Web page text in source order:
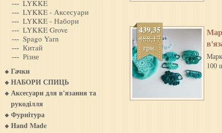
LYKKE
LYKKE - Аксесуари
LYKKE - Набори
LYKKE Grove
Spago Yarn
Китай
Рiзне
Гачки
НАБОРИ СПИЦЬ
Аксесуари для в'язання та
рукоділля
Фурнітура
Hand Made
439,35
488,17
грн.
100